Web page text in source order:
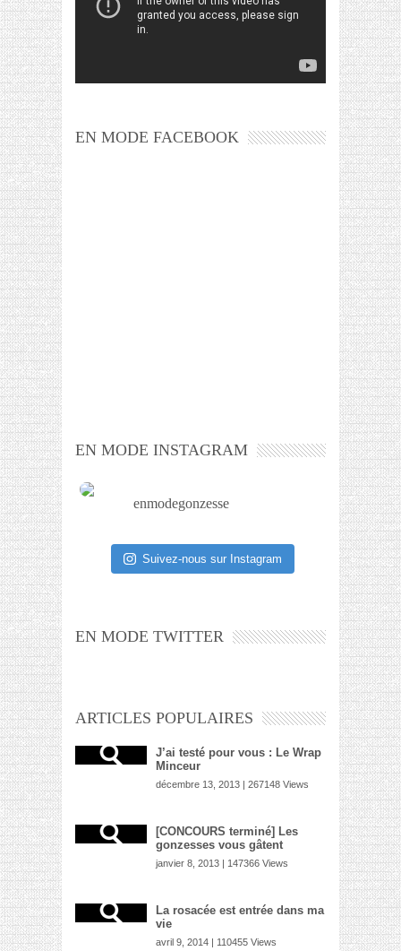
EN MODE FACEBOOK
EN MODE INSTAGRAM
enmodegonzesse
Suivez-nous sur Instagram
EN MODE TWITTER
ARTICLES POPULAIRES
J’ai testé pour vous : Le Wrap
Minceur
décembre 13, 2013 | 267148 Views
[CONCOURS terminé] Les
gonzesses vous gâtent
janvier 8, 2013 | 147366 Views
La rosacée est entrée dans ma
vie
avril 9, 2014 | 110455 Views